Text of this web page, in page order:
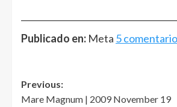
Publicado en: Meta 5
Post
Previous:
Mare Magnum | 2009 November 19